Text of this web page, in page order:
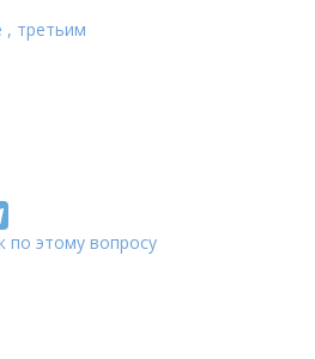
, третьим
по этому вопросу